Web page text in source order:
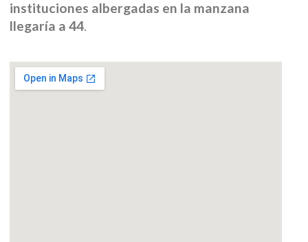
instituciones albergadas en la manzana
llegaría a 44.